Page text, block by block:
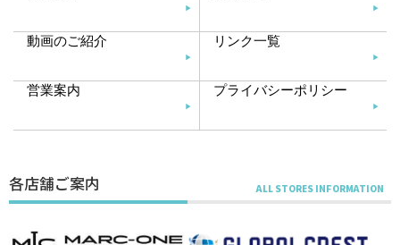
動画のご紹介 リンク一覧
営業案内 プライバシーポリシー
各店舗ご案内